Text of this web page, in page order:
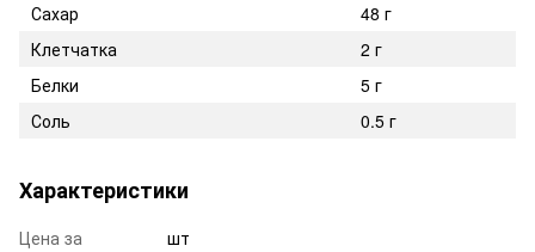
Сахар
48 г
Клетчатка
2 г
Белки
5 г
Соль
0.5 г
Характеристики
Цена за
шт